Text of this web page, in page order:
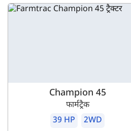
Champion 45
फार्मट्रैक
39 HP
2WD